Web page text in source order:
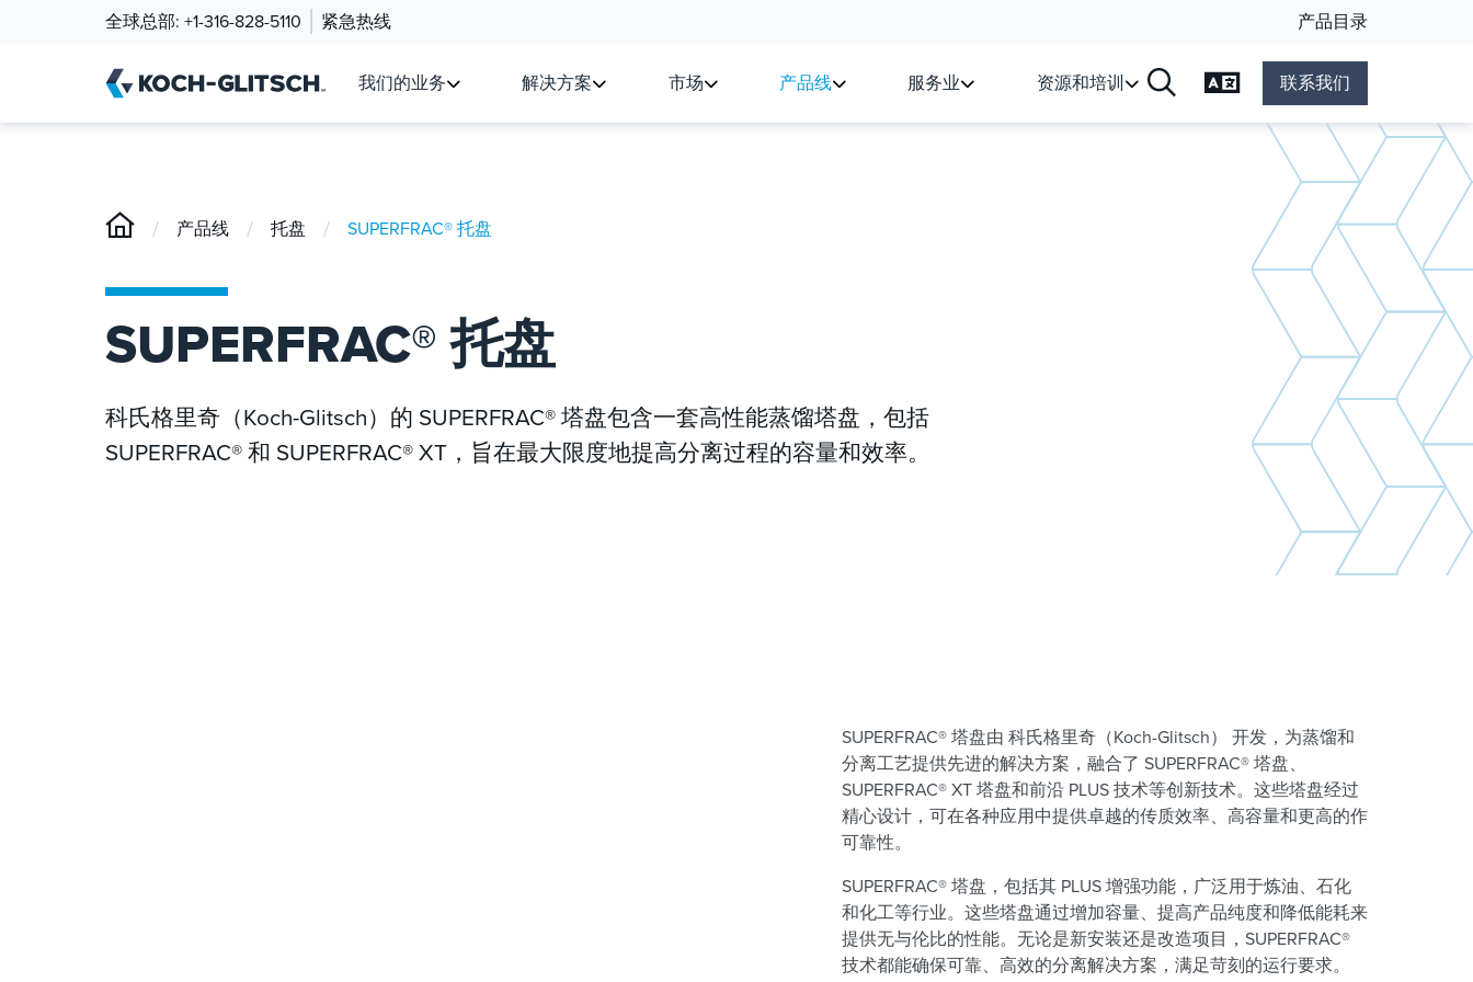
全球总部: +1-316-828-5110 紧急热线 产品目录
我们的业务 解决方案 市场 产品线 服务业 资源和培训 更改语言联系我们
/ 产品线 / 托盘 / SUPERFRAC® 托盘
SUPERFRAC® 托盘
科氏格里奇（Koch-Glitsch）的 SUPERFRAC® 塔盘包含一套高性能蒸馏塔盘，包括
SUPERFRAC® 和 SUPERFRAC® XT，旨在最大限度地提高分离过程的容量和效率。
SUPERFRAC® 塔盘由 科氏格里奇（Koch-Glitsch） 开发，为蒸馏和
分离工艺提供先进的解决方案，融合了 SUPERFRAC® 塔盘、
SUPERFRAC® XT 塔盘和前沿 PLUS 技术等创新技术。这些塔盘经过
精心设计，可在各种应用中提供卓越的传质效率、高容量和更高的作
可靠性。
SUPERFRAC® 塔盘，包括其 PLUS 增强功能，广泛用于炼油、石化
和化工等行业。这些塔盘通过增加容量、提高产品纯度和降低能耗来
提供无与伦比的性能。无论是新安装还是改造项目，SUPERFRAC®
技术都能确保可靠、高效的分离解决方案，满足苛刻的运行要求。